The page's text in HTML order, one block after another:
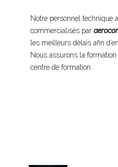
Notre personnel technique
commercialisés par
les meilleurs délais afin
Nous assurons la
centre de formation.